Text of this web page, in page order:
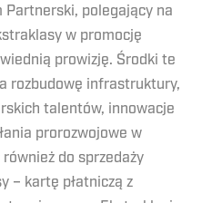
Partnerski, polegający na
w promocję
prowizję. Środki te
rozbudowę infrastruktury,
talentów, innowacje
prorozwojowe w
do sprzedaży
– kartę płatniczą z